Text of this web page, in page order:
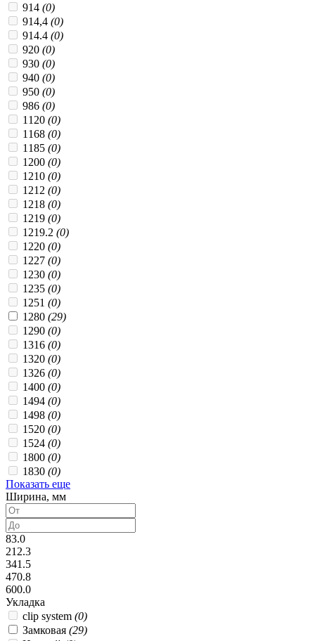
914 (0)
914,4 (0)
914.4 (0)
920 (0)
930 (0)
940 (0)
950 (0)
986 (0)
1120 (0)
1168 (0)
1185 (0)
1200 (0)
1210 (0)
1212 (0)
1218 (0)
1219 (0)
1219.2 (0)
1220 (0)
1227 (0)
1230 (0)
1235 (0)
1251 (0)
1280 (29)
1290 (0)
1316 (0)
1320 (0)
1326 (0)
1400 (0)
1494 (0)
1498 (0)
1520 (0)
1524 (0)
1800 (0)
1830 (0)
Показать еще
Ширина, мм
83.0
212.3
341.5
470.8
600.0
Укладка
clip system (0)
Замковая (29)